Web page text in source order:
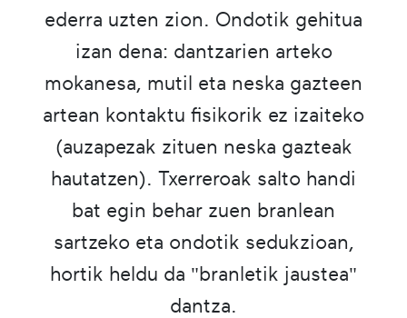
ederra uzten zion. Ondotik gehitua
izan dena: dantzarien arteko
mokanesa, mutil eta neska gazteen
artean kontaktu fisikorik ez izaiteko
(auzapezak zituen neska gazteak
hautatzen). Txerreroak salto handi
bat egin behar zuen branlean
sartzeko eta ondotik sedukzioan,
hortik heldu da "branletik jaustea"
dantza.